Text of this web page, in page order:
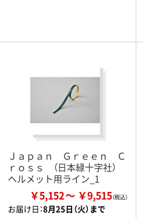
Ｊａｐａｎ Ｇｒｅｅｎ Ｃ
ｒｏｓｓ （日本緑十字社）
ヘルメット用ライン_1
￥5,152 ￥9,515
お届け日：8月25日（火）まで